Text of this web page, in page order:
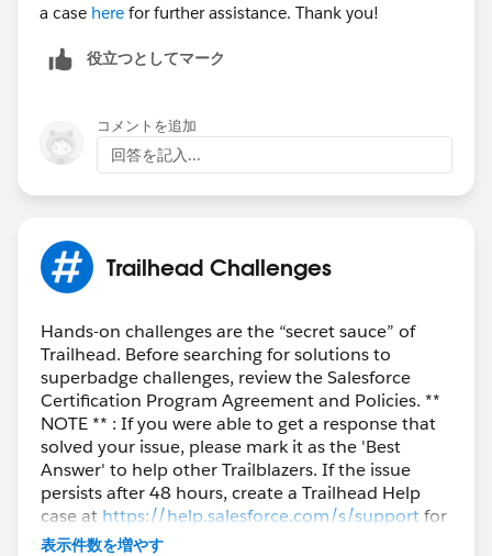
a case here for further assistance. Thank you!
役立つとしてマーク
コメントを追加
回答を記入...
Trailhead Challenges
Hands-on challenges are the “secret sauce” of
Trailhead. Before searching for solutions to
superbadge challenges, review the Salesforce
Certification Program Agreement and Policies. **
NOTE ** : If you were able to get a response that
solved your issue, please mark it as the 'Best
Answer' to help other Trailblazers. If the issue
persists after 48 hours, create a Trailhead Help
case at https://help.salesforce.com/s/supportfor
further assistance.
表示件数を増やす